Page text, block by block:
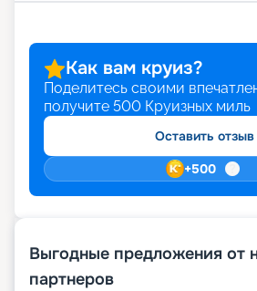
Как вам круиз?
Поделитесь своими
получите 500 Круизных миль
Оставить отзыв
+500
Выгодные предложения от
партнеров